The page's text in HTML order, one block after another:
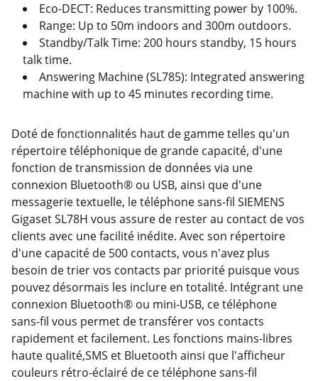
Eco-DECT: Reduces transmitting power by 100%.
Range: Up to 50m indoors and 300m outdoors.
Standby/Talk Time: 200 hours standby, 15 hours
talk time.
Answering Machine (SL785): Integrated answering
machine with up to 45 minutes recording time.
Doté de fonctionnalités haut de gamme telles qu'un
répertoire téléphonique de grande capacité, d'une
fonction de transmission de données via une
connexion Bluetooth® ou USB, ainsi que d'une
messagerie textuelle, le téléphone sans-fil SIEMENS
Gigaset SL78H vous assure de rester au contact de vos
clients avec une facilité inédite. Avec son répertoire
d'une capacité de 500 contacts, vous n'avez plus
besoin de trier vos contacts par priorité puisque vous
pouvez désormais les inclure en totalité. Intégrant une
connexion Bluetooth® ou mini-USB, ce téléphone
sans-fil vous permet de transférer vos contacts
rapidement et facilement. Les fonctions mains-libres
haute qualité,SMS et Bluetooth ainsi que l'afficheur
couleurs rétro-éclairé de ce téléphone sans-fil